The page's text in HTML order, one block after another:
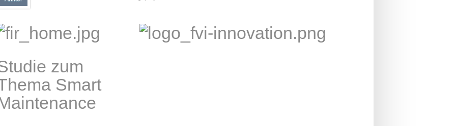
zum
Smart